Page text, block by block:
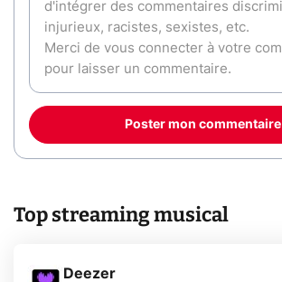
Poster mon commentaire
Top streaming musical
Deezer